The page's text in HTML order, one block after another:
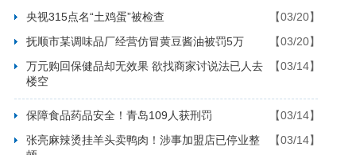
央视315点名“土鸡蛋”被检查
【03/20】
抚顺市某调味品厂经营仿冒黄豆酱油被罚5万
【03/20】
万元购回保健品却无效果 欲找商家讨说法已人去
楼空
【03/14】
保障食品药品安全！青岛109人获刑罚
【03/14】
张亮麻辣烫挂羊头卖鸭肉！涉事加盟店已停业整
【03/14】